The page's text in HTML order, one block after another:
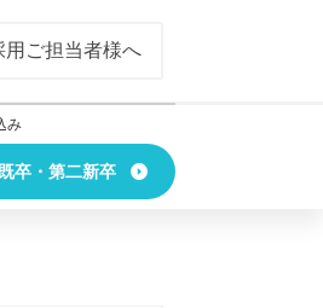
用ご担当者様へ
み
既卒・第二新卒